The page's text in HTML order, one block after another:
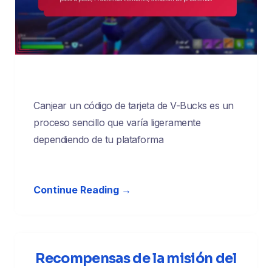
Canjear un código de tarjeta de V-Bucks es un
proceso sencillo que varía ligeramente
dependiendo de tu plataforma
Continue Reading →
Recompensas de la misión del